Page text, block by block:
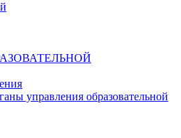
управления образовательной